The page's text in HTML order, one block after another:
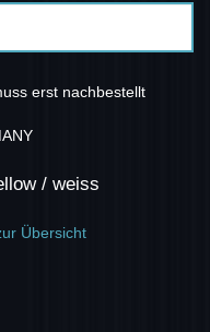
erst nachbestellt
/ weiss
Übersicht